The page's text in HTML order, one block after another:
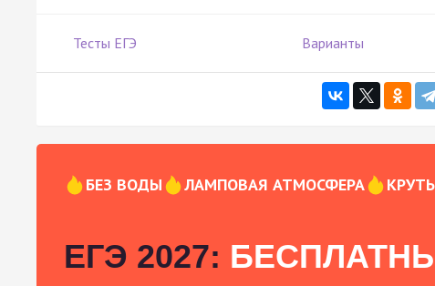
Тесты ЕГЭ Варианты
БЕЗ ВОДЫ ЛАМПОВАЯ АТМОСФЕРА
ЕГЭ 2027: